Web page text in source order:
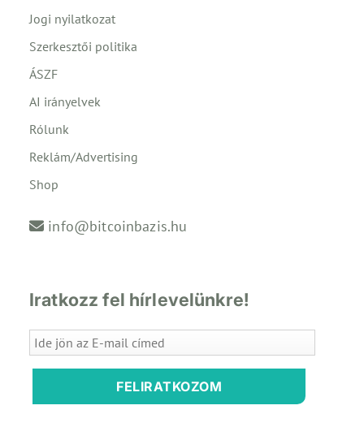
Jogi nyilatkozat
Szerkesztői politika
ÁSZF
AI irányelvek
Rólunk
Reklám/Advertising
Shop
info@bitcoinbazis.hu
Iratkozz fel hírlevelünkre!
FELIRATKOZOM